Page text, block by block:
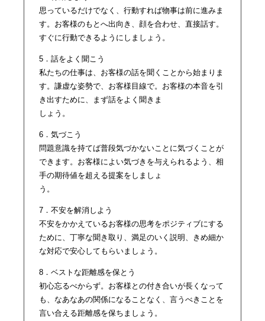
思っているだけでなく、行動すれば物事は前に進みま
す。お客様のもとへ出向き、顔を合わせ、直接話す。
すぐに行動できるようにしましょう。
5．話をよく聞こう
私たちの仕事は、お客様の話を聞くことから始まりま
す。謙虚な姿勢で、お客様目線で。お客様の本音を引
き出すために、まず話をよく聞きま
しょう。
6．気づこう
問題意識を持てば普段気づかないことに気づくことが
できます。お客様によい気づきを与えられるよう、相
手の期待値を超える提案をしましょ
う。
7．不安を解消しよう
不安をかかえているお客様の思考をポジティブにする
ために、丁寧な聞き取り、満足のいく説明、きめ細か
な対応で安心してもらいましょう。
8．ベストな距離感を保とう
初心忘るべからず。お客様との付き合いが長くなって
も、なあなあの関係になることなく、言うべきことを
言い合える距離感を保ちましょう。